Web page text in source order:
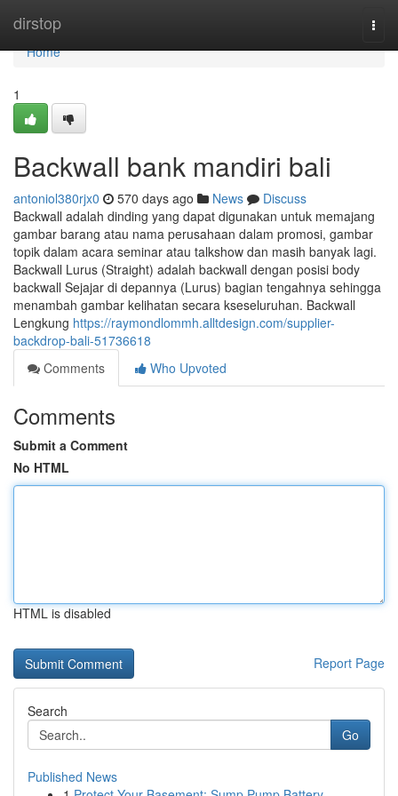
dirstop
Home
Home
1
Backwall bank mandiri bali
antoniol380rjx0 570 days ago News
Discuss
Backwall adalah dinding yang dapat digunakan untuk memajang
gambar barang atau nama perusahaan dalam promosi, gambar
topik dalam acara seminar atau talkshow dan masih banyak lagi.
Backwall Lurus (Straight) adalah backwall dengan posisi body
backwall Sejajar di depannya (Lurus) bagian tengahnya sehingga
menambah gambar kelihatan secara kseseluruhan. Backwall
Lengkung https://raymondlommh.alltdesign.com/supplier-
backdrop-bali-51736618
Comments
Who Upvoted
Comments
Submit a Comment
No HTML
HTML is disabled
Report Page
Search
Go
Published News